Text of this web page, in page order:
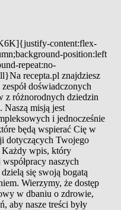
content:flex-
position:left
repeat:no-
recepta.pl znajdziesz
doświadczonych
z różnorodnych dziedzin
misją jest
i jednocześnie
będą wspierać Cię w
dotyczących Twojego
Każdy wpis, który
naszych
się swoją bogatą
Wierzymy, że dostęp
w dbaniu o zdrowie,
aby nasze treści były